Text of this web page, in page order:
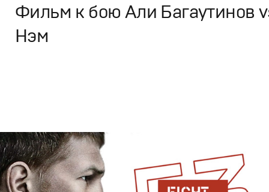
Фильм к бою Али Багаутинов
Нэм
Брендинг,ТВ-Шоу,Кино
Спортивный брендинг Промо,Cпортивное